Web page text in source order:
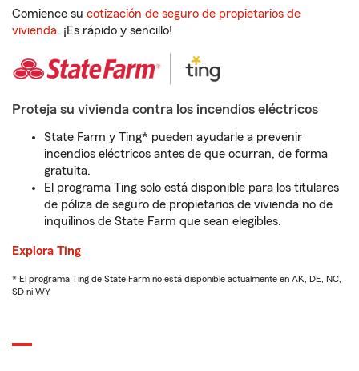
Comience su cotización de seguro de propietarios de
vivienda. ¡Es rápido y sencillo!
Proteja su vivienda contra los incendios eléctricos
State Farm y Ting* pueden ayudarle a prevenir
incendios eléctricos antes de que ocurran, de forma
gratuita.
El programa Ting solo está disponible para los titulares
de póliza de seguro de propietarios de vivienda no de
inquilinos de State Farm que sean elegibles.
Explora Ting
* El programa Ting de State Farm no está disponible actualmente en AK, DE, NC,
SD ni WY